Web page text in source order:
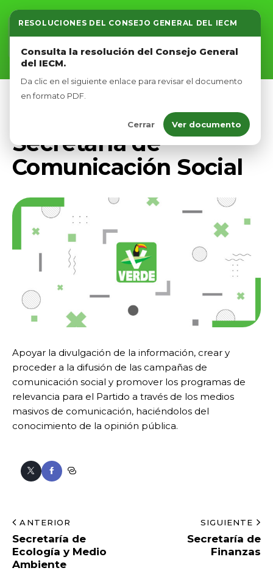
RESOLUCIONES DEL CONSEJO GENERAL DEL IECM
Consulta la resolución del Consejo General
del IECM.
Da clic en el siguiente enlace para revisar el documento
en formato PDF.
Cerrar Ver documento
Inicio
Nosotros
Afíliate
Secretaría de
Comunicación Social
Apoyar la divulgación de la información, crear y
proceder a la difusión de las campañas de
comunicación social y promover los programas de
relevancia para el Partido a través de los medios
masivos de comunicación, haciéndolos del
conocimiento de la opinión pública.
ANTERIOR
Secretaría de
Ecología y Medio
Ambiente
SIGUIENTE
Secretaría de
Finanzas